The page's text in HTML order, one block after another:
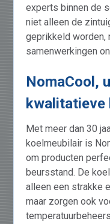
experts binnen de
niet alleen de
geprikkeld worden,
samenwerkingen
NomaCool,
kwalitatieve
Met meer dan 30
koelmeubilair is
om producten
beursstand. De
alleen een strakke
maar zorgen ook